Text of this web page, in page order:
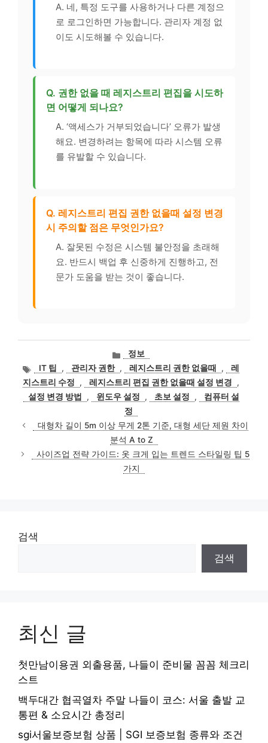
A. 네, 특정 도구를 사용하거나 다른 계정으
로 로그인하면 가능합니다. 관리자 계정 없
이도 시도해볼 수 있습니다.
Q. 권한 없을 때 레지스트리 편집을 시도하
면 어떻게 되나요?
A. ‘액세스가 거부되었습니다’ 오류가 발생
해요. 변경하려는 항목에 따라 시스템 오류
를 유발할 수 있습니다.
Q. 레지스트리 편집 권한 없을때 설정 변경
시 주의할 점은 무엇인가요?
A. 잘못된 수정은 시스템 불안정을 초래해
요. 반드시 백업 후 신중하게 진행하고, 전
문가 도움을 받는 것이 좋습니다.
카
테
고
리
정보
태
그
IT 팁 , 관리자 권한 , 레지스트리 권한 없을때 ,
레
지스트리 수정
, 레지스트리 편집 권한 없을때 설정 변경
,
설정 변경 방법
, 윈도우 설정 , 초보 설정 ,
컴퓨터 설
정
대형차 길이 5m 이상 무게 2톤 기준, 대형 세단 제원 차이
분석 A to Z
사이즈업 전략 가이드: 옷 크게 입는 트렌드 스타일링 팁 5
가지
검색
검색
최신 글
첫만남이용권 외출용품, 나들이 준비물 꼼꼼 체크리
스트
백두대간 협곡열차 주말 나들이 코스: 서울 출발 교
통편 & 소요시간 총정리
sgi서울보증보험 상품 | SGI 보증보험 종류와 조건